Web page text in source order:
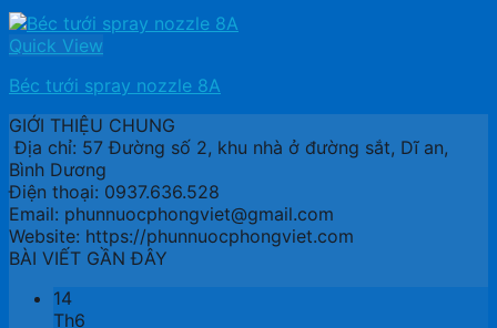
Quick View
Béc tưới spray nozzle 8A
GIỚI THIỆU CHUNG
Địa chỉ: 57 Đường số 2, khu nhà ở đường sắt, Dĩ an,
Bình Dương
Điện thoại: 0937.636.528
Email: phunnuocphongviet@gmail.com
Website: https://phunnuocphongviet.com
BÀI VIẾT GẦN ĐÂY
14
Th6